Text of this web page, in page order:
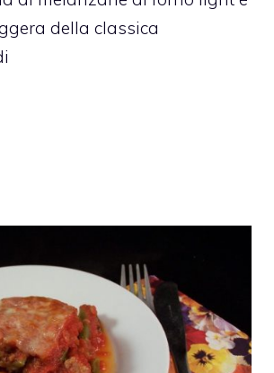
della classica